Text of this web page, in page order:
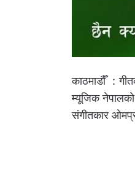
काठमाडौँ :
म्यूजिक नेपालको
संगीतकार